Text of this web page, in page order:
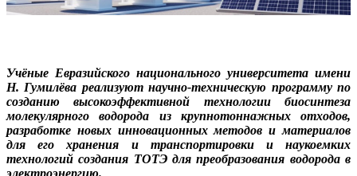
Учёные Евразийского национального университета имени
Н. Гумилёва реализуют научно-техническую программу по
созданию высокоэффективной технологии биосинтеза
молекулярного водорода из крупнотоннажных отходов,
разработке новых инновационных методов и материалов
для его хранения и транспортировки и наукоемких
технологий создания ТОТЭ для преобразования водорода в